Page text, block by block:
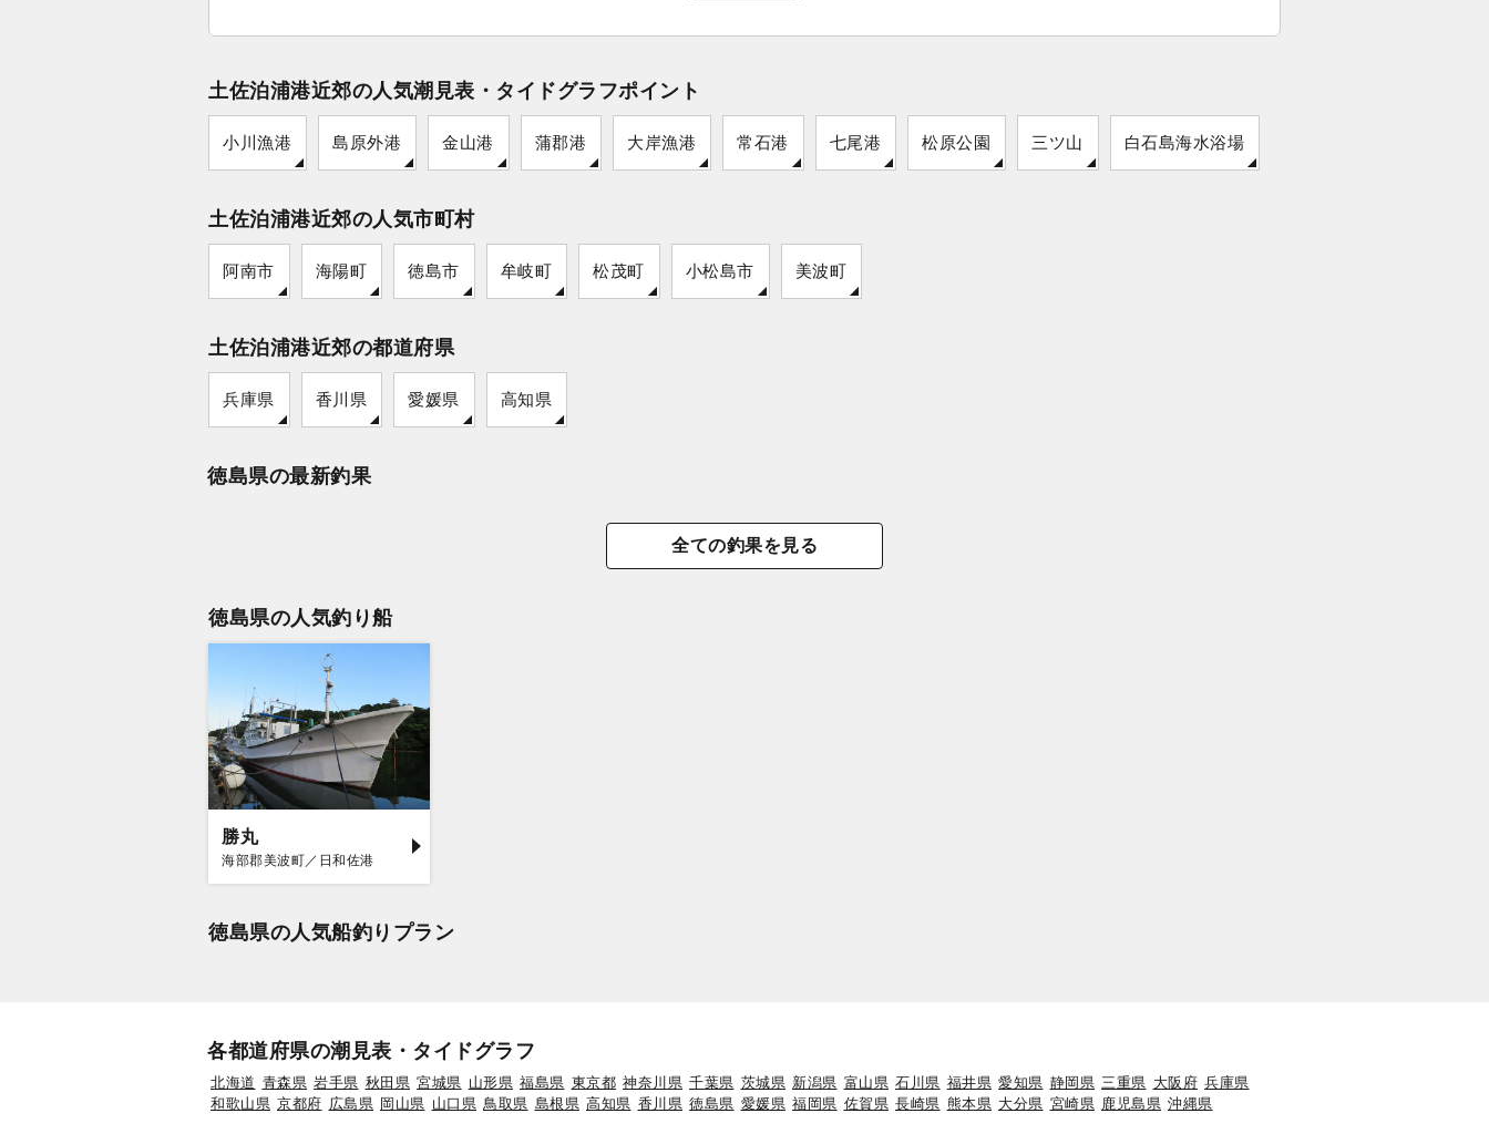
土佐泊浦港近郊の人気潮見表・タイドグラフポイント
小川漁港 島原外港 金山港 蒲郡港 大岸漁港 常石港 七尾港 松原公園 三ツ山 白石島海水浴場
土佐泊浦港近郊の人気市町村
阿南市 海陽町 徳島市 牟岐町 松茂町 小松島市 美波町
土佐泊浦港近郊の都道府県
兵庫県 香川県 愛媛県 高知県
徳島県の最新釣果
全ての釣果を見る
徳島県の人気釣り船
勝丸
海部郡美波町／日和佐港
徳島県の人気船釣りプラン
各都道府県の潮見表・タイドグラフ
北海道 青森県 岩手県 秋田県 宮城県 山形県 福島県 東京都 神奈川県 千葉県 茨城県 新潟県 富山県 石川県 福井県 愛知県 静岡県 三重県 大阪府 兵庫県
和歌山県 京都府 広島県 岡山県 山口県 鳥取県 島根県 高知県 香川県 徳島県 愛媛県 福岡県 佐賀県 長崎県 熊本県 大分県 宮崎県 鹿児島県 沖縄県